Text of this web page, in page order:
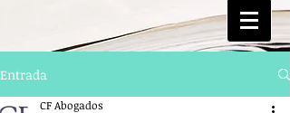
Entrada
CF Abogados